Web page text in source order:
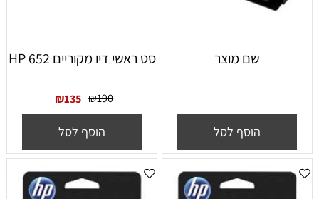
שם מוצר
הוסף לסל
סט ראשי דיו מקוריים HP 652
₪190
₪135
הוסף לסל